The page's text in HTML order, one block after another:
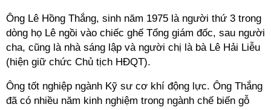
Ông Lê Hồng Thắng, sinh năm 1975 là người thứ 3 trong
dòng họ Lê ngồi vào chiếc ghế Tổng giám đốc, sau người
cha, cũng là nhà sáng lập và người chị là bà Lê Hải Liễu
(hiện giữ chức Chủ tịch HĐQT).
Ông tốt nghiệp ngành Kỹ sư cơ khí động lực. Ông Thắng
đã có nhiều năm kinh nghiệm trong ngành chế biến gỗ